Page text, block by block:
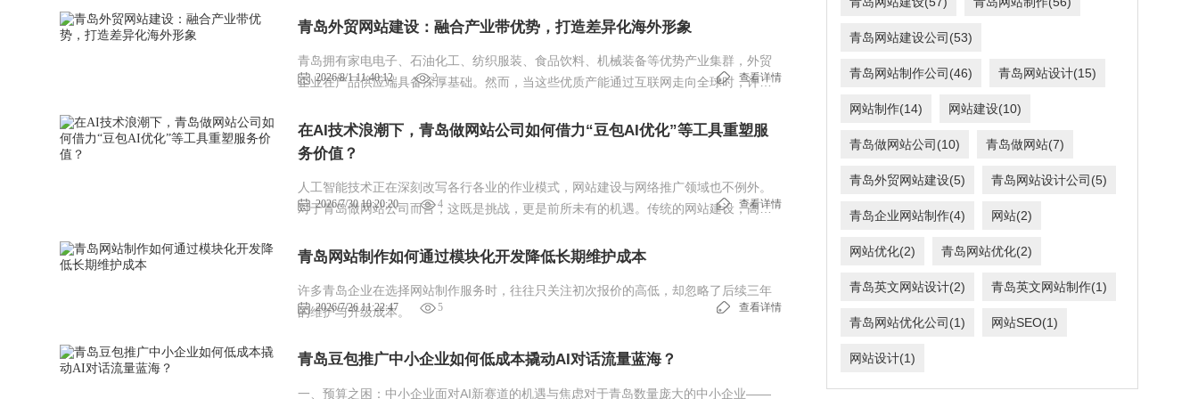
青岛外贸网站建设：融合产业带优势，打造差异化海外形象
青岛拥有家电电子、石油化工、纺织服装、食品饮料、机械装备等优势产业集群，外贸
企业在产品供应端具备深厚基础。然而，当这些优质产能通过互联网走向全球时，许多
2026/8/1 11:40:12 2 查看详情
在AI技术浪潮下，青岛做网站公司如何借力“豆包AI优化”等工具重塑服
务价值？
人工智能技术正在深刻改写各行各业的作业模式，网站建设与网络推广领域也不例外。
对于青岛做网站公司而言，这既是挑战，更是前所未有的机遇。传统的网站建设，高度
师的经验要求极高。如今，…
2026/7/30 10:20:20 4 查看详情
青岛网站制作如何通过模块化开发降低长期维护成本
许多青岛企业在选择网站制作服务时，往往只关注初次报价的高低，却忽略了后续三年
的维护与升级成本。
2026/7/26 11:22:47 5 查看详情
青岛豆包推广中小企业如何低成本撬动AI对话流量蓝海？
一、预算之困：中小企业面对AI新赛道的机遇与焦虑对于青岛数量庞大的中小企业——
青岛网站建设公司 (53)
青岛网站制作公司 (46) 青岛网站设计(15)
网站制作(14) 网站建设(10)
青岛做网站公司 (10) 青岛做网站(7)
青岛外贸网站建设(5) 青岛网站设计公司 (5)
青岛企业网站制作(4) 网站(2)
网站优化(2) 青岛网站优化(2)
青岛英文网站设计(2) 青岛英文网站制作(1)
青岛网站优化公司 (1) 网站SEO(1)
网站设计(1)